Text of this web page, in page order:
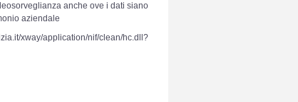
anche ove i dati siano
aziendale
nif/clean/hc.dll?